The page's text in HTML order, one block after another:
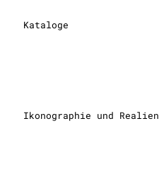
Kataloge
Ikonographie und Realien